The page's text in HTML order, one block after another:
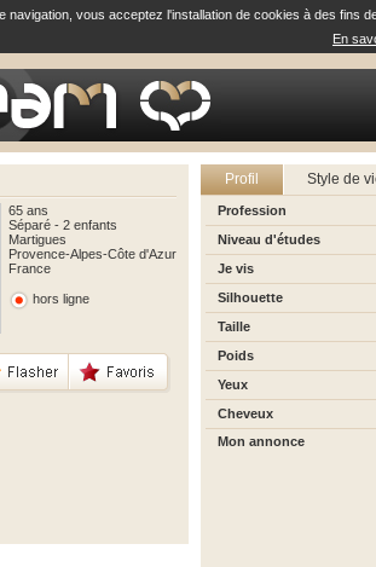
navigation, vous acceptez l'installation de cookies à des
En
65 ans
Séparé - 2 enfants
Martigues
Provence-Alpes-Côte d'Azur
France
hors ligne
Profil Style de
Profession
Niveau d'études
Je vis
Silhouette
Taille
Poids
Yeux
Cheveux
Mon annonce